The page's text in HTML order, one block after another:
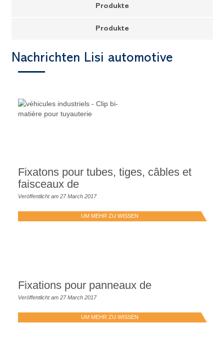
Produkte
Produkte
Nachrichten Lisi automotive
Fixatons pour tubes, tiges, câbles et
faisceaux de
Veröffentlicht am 27 March 2017
UM MEHR ZU WISSEN
Fixations pour panneaux de
Veröffentlicht am 27 March 2017
UM MEHR ZU WISSEN